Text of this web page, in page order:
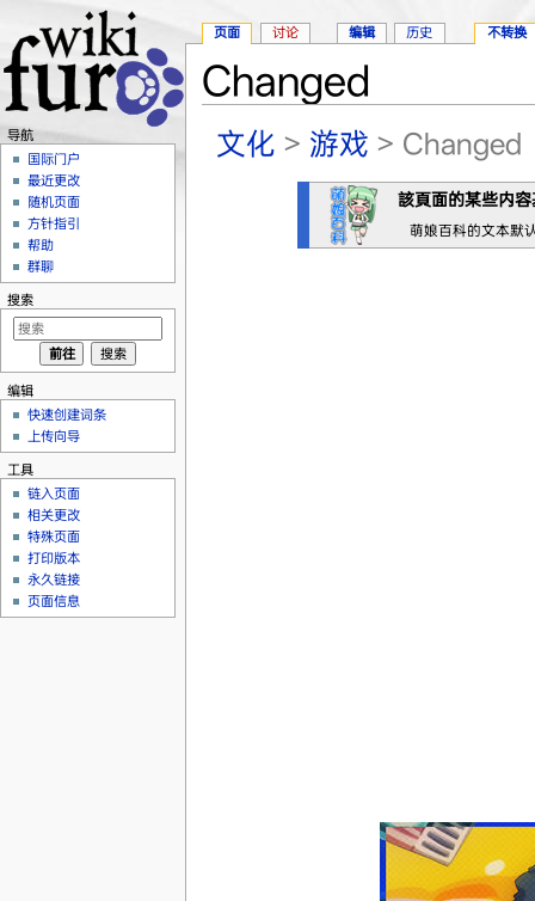
Changed
文化 > 游戏 > Changed
該頁面的某些内
萌娘百科的文本默
页面 讨论 编辑 历史 不转换
导航
国际门户
最近更改
随机页面
方针指引
帮助
群聊
搜索
编辑
快速创建词条
上传向导
工具
链入页面
相关更改
特殊页面
打印版本
永久链接
页面信息